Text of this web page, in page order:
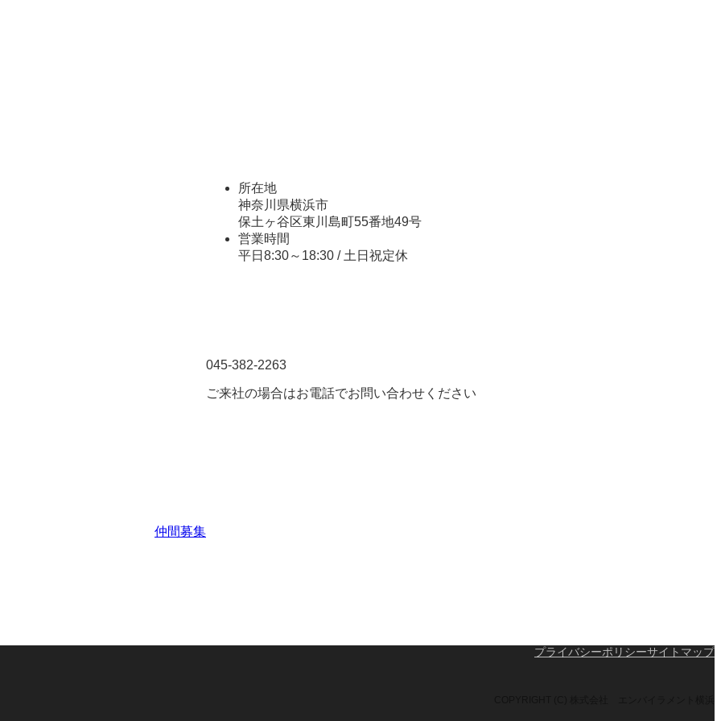
所在地
神奈川県横浜市
保土ヶ谷区東川島町55番地49号
営業時間
平日8:30～18:30 / 土日祝定休
045-382-2263
ご来社の場合はお電話でお問い合わせください
仲間募集
プライバシーポリシーサイトマップ